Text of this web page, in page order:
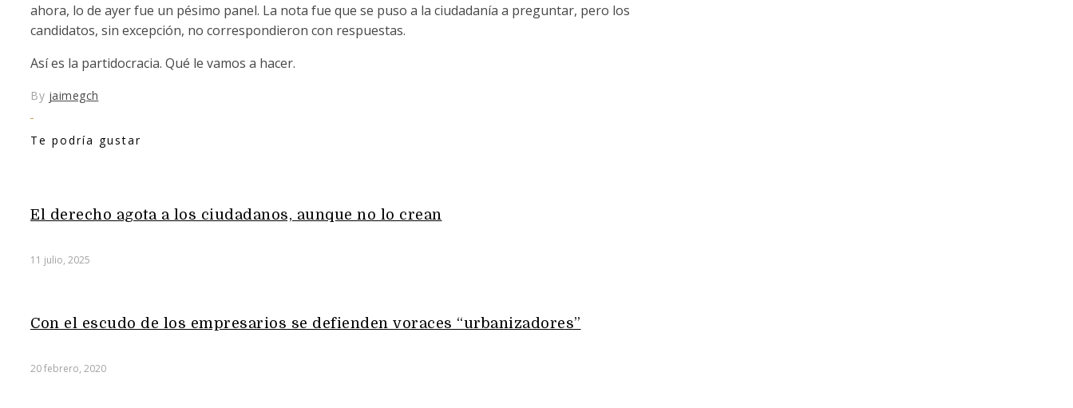
ahora, lo de ayer fue un pésimo panel. La nota fue que se puso a la ciudadanía a preguntar, pero los
candidatos, sin excepción, no correspondieron con respuestas.
Así es la partidocracia. Qué le vamos a hacer.
By jaimegch
Te podría gustar
El derecho agota a los ciudadanos, aunque no lo crean
11 julio, 2025
Con el escudo de los empresarios se defienden voraces “urbanizadores”
20 febrero, 2020